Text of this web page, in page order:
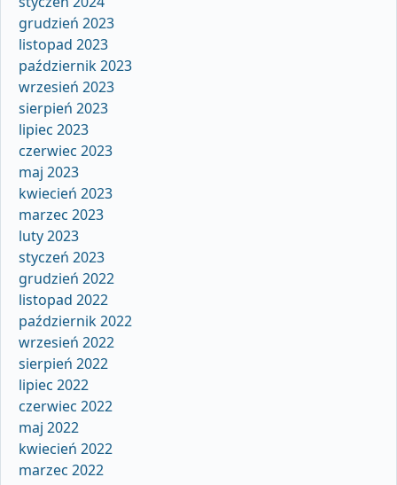
grudzień 2023
listopad 2023
październik 2023
wrzesień 2023
sierpień 2023
lipiec 2023
czerwiec 2023
maj 2023
kwiecień 2023
marzec 2023
luty 2023
styczeń 2023
grudzień 2022
listopad 2022
październik 2022
wrzesień 2022
sierpień 2022
lipiec 2022
czerwiec 2022
maj 2022
kwiecień 2022
marzec 2022